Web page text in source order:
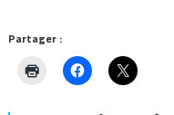
Partager :